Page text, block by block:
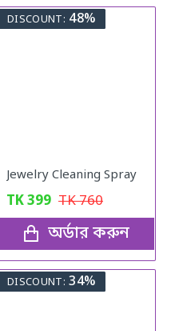
DISCOUNT: 48%
Jewelry Cleaning Spray
TK399 TK760
অর্ডার করুন
DISCOUNT: 34%